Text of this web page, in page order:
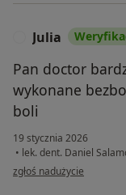
Julia
Pan doctor
wykonane
boli
19 stycznia 2026
• lek. dent. Daniel
w opinii użytkownika Julia
zgłoś nadużycie